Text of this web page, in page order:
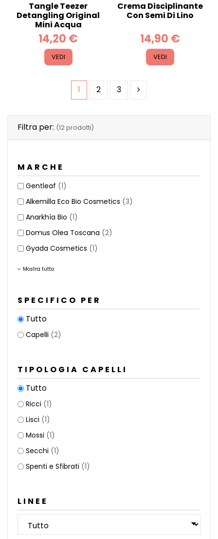
Tangle Teezer
Detangling Original
Mini Acqua
14,20 €
VEDI
Crema Disciplinante
Con Semi Di Lino
14,90 €
VEDI
1 2 3
Filtra per: (12 prodotti)
MARCHE
Gentleaf (1)
Alkemilla Eco Bio Cosmetics (3)
Anarkhìa Bio (1)
Domus Olea Toscana (2)
Gyada Cosmetics (1)
Mostra tutto
SPECIFICO PER
Tutto
Capelli (2)
TIPOLOGIA CAPELLI
Tutto
Ricci (1)
Lisci (1)
Mossi (1)
Secchi (1)
Spenti e Sfibrati (1)
LINEE